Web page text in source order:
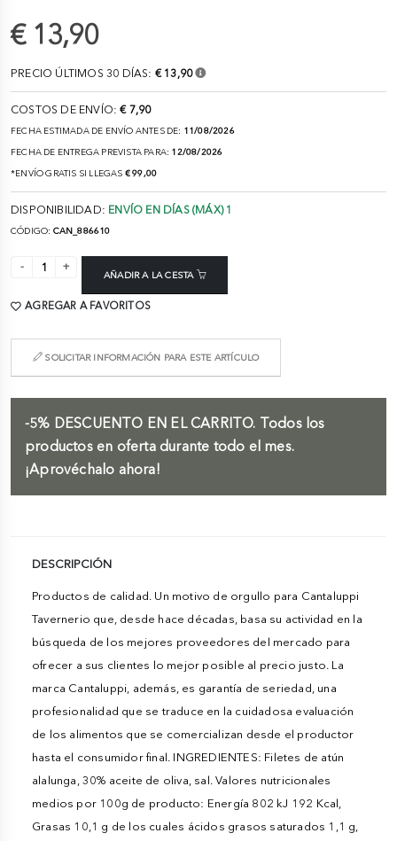
€ 13,90
PRECIO ÚLTIMOS 30 DÍAS: € 13,90
COSTOS DE ENVÍO:€ 7,90
FECHA ESTIMADA DE ENVÍO ANTES DE: 11/08/2026
FECHA DE ENTREGA PREVISTA PARA: 12/08/2026
*ENVÍO GRATIS SI LLEGAS € 99,00
DISPONIBILIDAD: ENVÍO EN DÍAS (MÁX) 1
CÓDIGO: CAN_886610
AÑADIR A LA CESTA
AGREGAR A FAVORITOS
SOLICITAR INFORMACIÓN PARA ESTE ARTÍCULO
-5% DESCUENTO EN EL CARRITO. Todos los
productos en oferta durante todo el mes.
¡Aprovéchalo ahora!
DESCRIPCIÓN
Productos de calidad. Un motivo de orgullo para Cantaluppi
Tavernerio que, desde hace décadas, basa su actividad en la
búsqueda de los mejores proveedores del mercado para
ofrecer a sus clientes lo mejor posible al precio justo. La
marca Cantaluppi, además, es garantía de seriedad, una
profesionalidad que se traduce en la cuidadosa evaluación
de los alimentos que se comercializan desde el productor
hasta el consumidor final. INGREDIENTES: Filetes de atún
alalunga, 30% aceite de oliva, sal. Valores nutricionales
medios por 100g de producto: Energía 802 kJ 192 Kcal,
Grasas 10,1 g de los cuales ácidos grasos saturados 1,1 g,